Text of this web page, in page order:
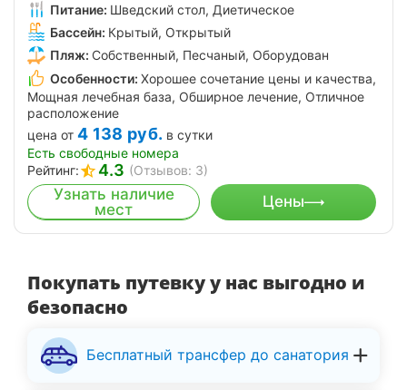
Питание: Шведский стол, Диетическое
Бассейн: Крытый, Открытый
Пляж: Собственный, Песчаный, Оборудован
Особенности: Хорошее сочетание цены и качества,
Мощная лечебная база, Обширное лечение, Отличное
расположение
цена от 4 138 руб. в сутки
Есть свободные номера
Рейтинг:
4.3 (Отзывов: 3)
Узнать наличие
мест
Цены
Покупать путевку у нас выгодно и
безопасно
Бесплатный трансфер до санатория